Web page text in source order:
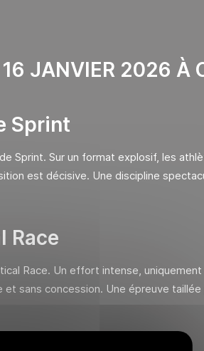
JANVIER 2026 À
Sprint
Sprint. Sur un format explosif, les
est décisive. Une discipline
Race
Race. Un effort intense,
et sans concession. Une épreuve